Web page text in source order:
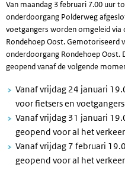
Van maandag 3 februari 7.00 uur
onderdoorgang Polderweg
voetgangers worden omgeleid
Rondehoep Oost. Gemotoriseerd
onderdoorgang Rondehoep Oost.
geopend vanaf de volgende
Vanaf vrijdag 24 januari
voor fietsers en
Vanaf vrijdag 31 januari
geopend voor al het
Vanaf vrijdag 7 februari
geopend voor al het